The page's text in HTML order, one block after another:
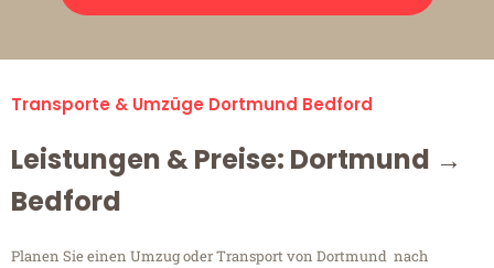
Transporte & Umzüge Dortmund Bedford
Leistungen & Preise: Dortmund →
Bedford
Planen Sie einen Umzug oder Transport von Dortmund nach